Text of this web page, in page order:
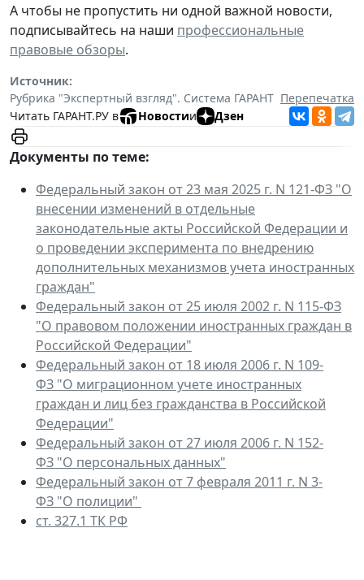
А чтобы не пропустить ни одной важной новости,
подписывайтесь на наши профессиональные
правовые обзоры.
Источник:
Рубрика "Экспертный взгляд". Система ГАРАНТ Перепечатка
Читать ГАРАНТ.РУ в
Новостии Дзен
Документы по теме:
Федеральный закон от 23 мая 2025 г. N 121-ФЗ "О
внесении изменений в отдельные
законодательные акты Российской Федерации и
о проведении эксперимента по внедрению
дополнительных механизмов учета иностранных
граждан"
Федеральный закон от 25 июля 2002 г. N 115-ФЗ
"О правовом положении иностранных граждан в
Российской Федерации"
Федеральный закон от 18 июля 2006 г. N 109-
ФЗ "О миграционном учете иностранных
граждан и лиц без гражданства в Российской
Федерации"
Федеральный закон от 27 июля 2006 г. N 152-
ФЗ "О персональных данных"
Федеральный закон от 7 февраля 2011 г. N 3-
ФЗ "О полиции"
ст. 327.1 ТК РФ